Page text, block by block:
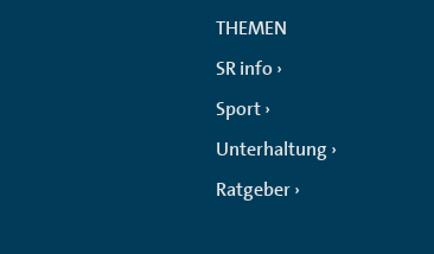
THEMEN
SR info
Sport
Unterhaltung
Ratgeber